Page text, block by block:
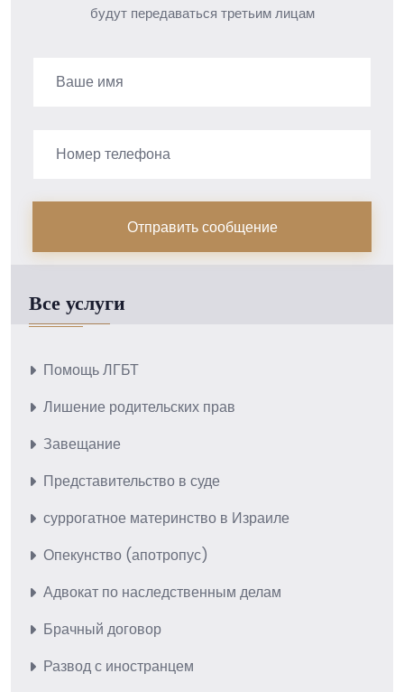
будут передаваться третьим лицам
Все услуги
Помощь ЛГБТ
Лишение родительских прав
Завещание
Представительство в суде
суррогатное материнство в Израиле
Опекунство (апотропус)
Адвокат по наследственным делам
Брачный договор
Развод с иностранцем